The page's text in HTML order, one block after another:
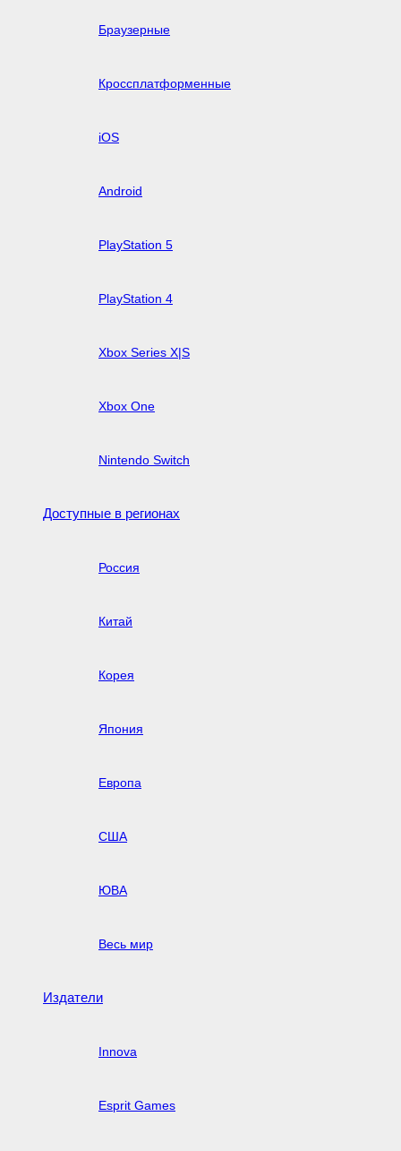
Браузерные
Кроссплатформенные
iOS
Android
PlayStation 5
PlayStation 4
Xbox Series X|S
Xbox One
Nintendo Switch
Доступные в регионах
Россия
Китай
Корея
Япония
Европа
США
ЮВА
Весь мир
Издатели
Innova
Esprit Games